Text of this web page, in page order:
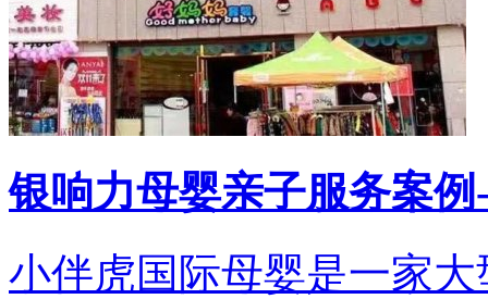
银响力母婴亲子服务案
小伴虎国际母婴是一家